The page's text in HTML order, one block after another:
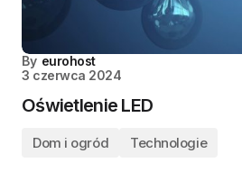
By eurohost
3 czerwca 2024
Oświetlenie LED
Dom i ogród Technologie